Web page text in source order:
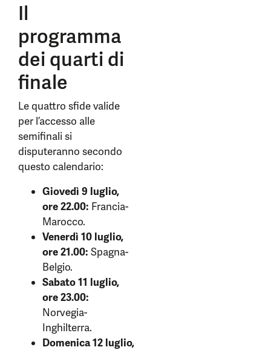
Il
programma
dei quarti di
finale
Le quattro sfide valide
per l’accesso alle
semifinali si
disputeranno secondo
questo calendario:
Giovedì 9 luglio,
ore 22.00: Francia-
Marocco.
Venerdì 10 luglio,
ore 21.00: Spagna-
Belgio.
Sabato 11 luglio,
ore 23.00:
Norvegia-
Inghilterra.
Domenica 12 luglio,